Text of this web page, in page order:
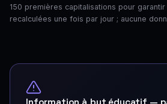
150 premières capitalisations pour
recalculées une fois par jour ; aucune